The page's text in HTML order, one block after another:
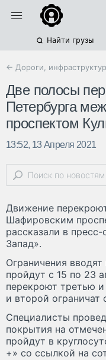
Найти грузы
← Дороги,
Две полосы
Петербурга
проспектом
13:52, 13 Апреля 2021
Движение
Шафировским
рассказали в
Запад».
Ограничения
пройдут с 15 по 23
перекроют третью
и второй
Специалисты
покрытия на
пройдут в
+» со ссылкой на